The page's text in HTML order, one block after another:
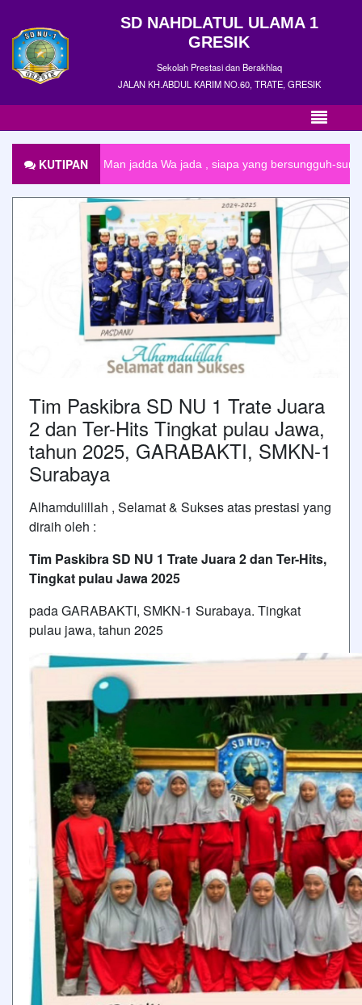
SD NAHDLATUL ULAMA 1
GRESIK
Sekolah Prestasi dan Berakhlaq
JALAN KH.ABDUL KARIM NO.60, TRATE, GRESIK
KUTIPAN
Man jadda Wa jada , siapa yang bersungguh-sungguh akan
Tim Paskibra SD NU 1 Trate Juara
2 dan Ter-Hits Tingkat pulau Jawa,
tahun 2025, GARABAKTI, SMKN-1
Surabaya
Alhamdulillah , Selamat & Sukses atas prestasi yang
diraih oleh :
Tim Paskibra SD NU 1 Trate Juara 2 dan Ter-Hits,
Tingkat pulau Jawa 2025
pada GARABAKTI, SMKN-1 Surabaya. Tingkat
pulau jawa, tahun 2025